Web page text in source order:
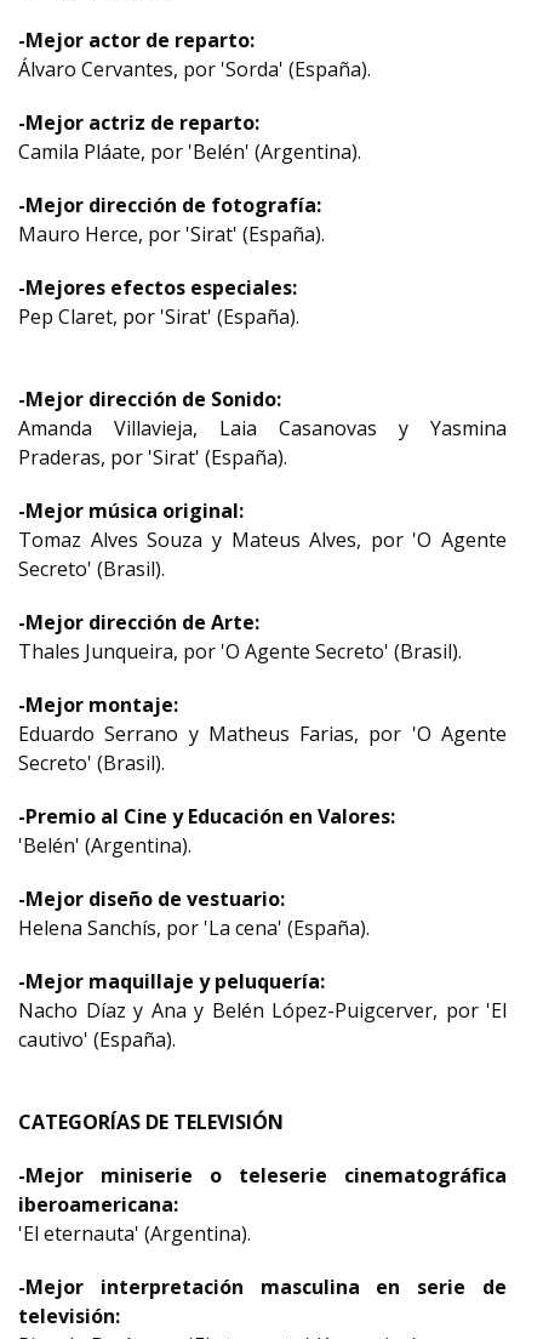
-Mejor actor de reparto:
Álvaro Cervantes, por 'Sorda' (España).
-Mejor actriz de reparto:
Camila Pláate, por 'Belén' (Argentina).
-Mejor dirección de fotografía:
Mauro Herce, por 'Sirat' (España).
-Mejores efectos especiales:
Pep Claret, por 'Sirat' (España).
-Mejor dirección de Sonido:
Amanda Villavieja, Laia Casanovas y Yasmina
Praderas, por 'Sirat' (España).
-Mejor música original:
Tomaz Alves Souza y Mateus Alves, por 'O Agente
Secreto' (Brasil).
-Mejor dirección de Arte:
Thales Junqueira, por 'O Agente Secreto' (Brasil).
-Mejor montaje:
Eduardo Serrano y Matheus Farias, por 'O Agente
Secreto' (Brasil).
-Premio al Cine y Educación en Valores:
'Belén' (Argentina).
-Mejor diseño de vestuario:
Helena Sanchís, por 'La cena' (España).
-Mejor maquillaje y peluquería:
Nacho Díaz y Ana y Belén López-Puigcerver, por 'El
cautivo' (España).
CATEGORÍAS DE TELEVISIÓN
-Mejor miniserie o teleserie cinematográfica
iberoamericana:
'El eternauta' (Argentina).
-Mejor interpretación masculina en serie de
televisión: